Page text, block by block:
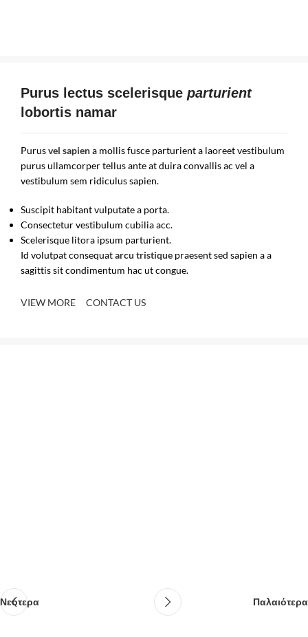
Purus lectus scelerisque parturient
lobortis namar
Purusvel sapiena mollis fusce parturient a laoreet vestibulum
purus ullamcorper tellus ante at duira convallis ac vel a
vestibulum sem ridiculus sapien.
Suscipit habitant vulputate a porta.
Consectetur vestibulum cubilia acc.
Scelerisque litora ipsum parturient.
Id volutpat consequatarcu tristique praesent sed sapien a a
sagittis sit condimentum hac ut congue.
VIEW MORE CONTACT US
Νεότερα Παλαιότερα